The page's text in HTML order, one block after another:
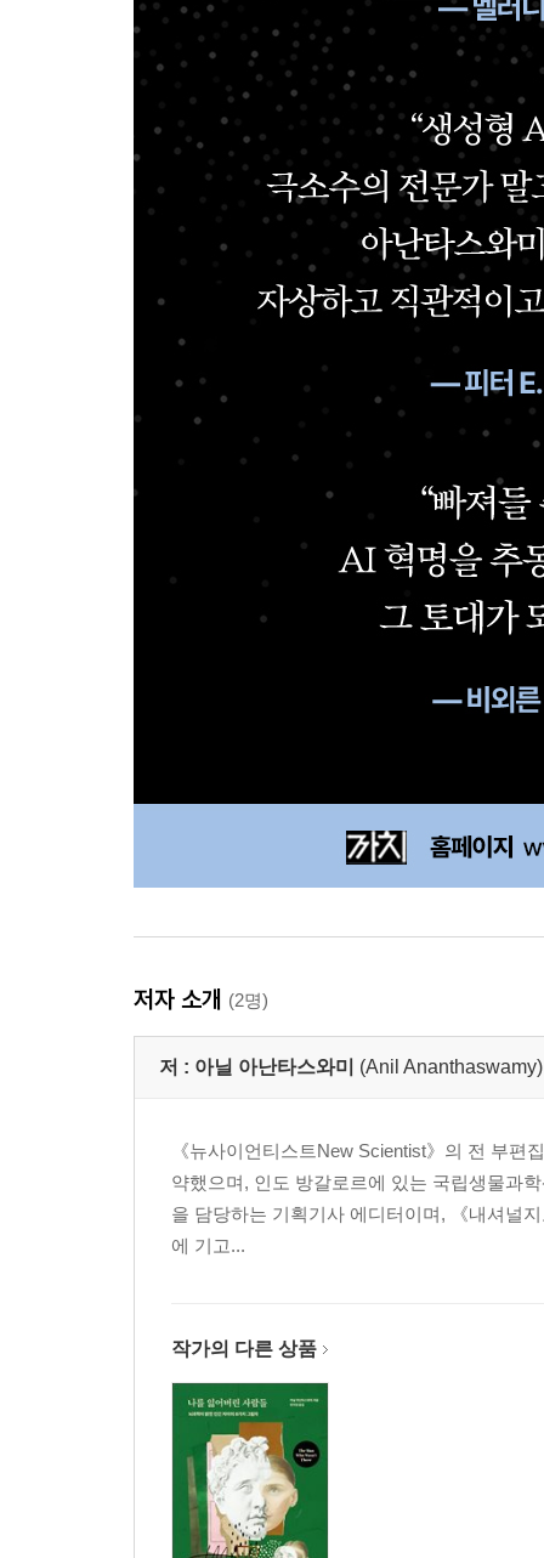
저자 소개 (2명)
저 : 아닐 아난타스와미 (Anil Ananthaswamy)
《뉴사이언티스트New Scientist》의 전 부
약했으며, 인도 방갈로르에 있는 국립생물과
을 담당하는 기획기사 에디터이며, 《내셔널
에 기고...
작가의 다른 상품